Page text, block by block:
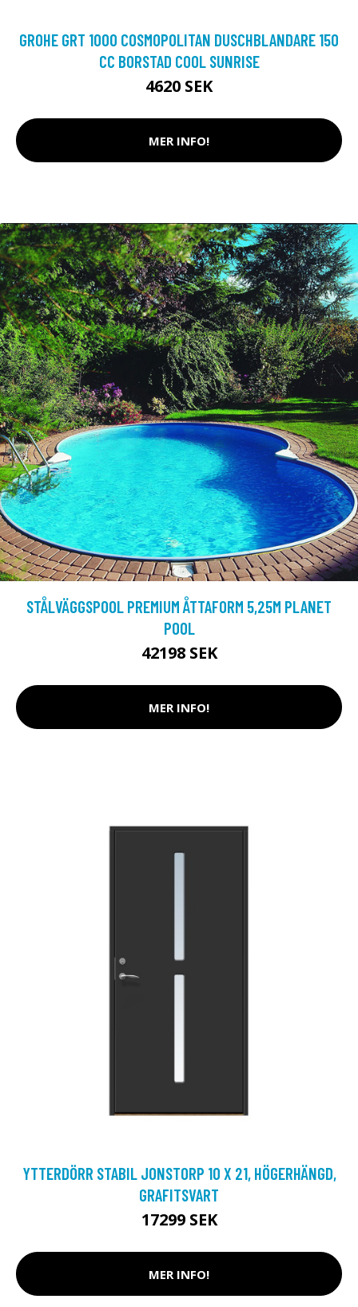
GROHE GRT 1000 COSMOPOLITAN DUSCHBLANDARE 150
CC BORSTAD COOL SUNRISE
4620 SEK
MER INFO!
STÅLVÄGGSPOOL PREMIUM ÅTTAFORM 5,25M PLANET
POOL
42198 SEK
MER INFO!
YTTERDÖRR STABIL JONSTORP 10 X 21, HÖGERHÄNGD,
GRAFITSVART
17299 SEK
MER INFO!